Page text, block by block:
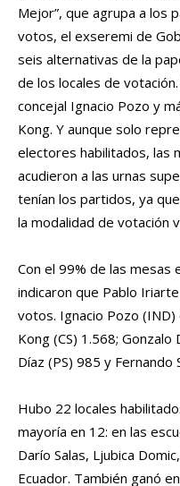
Mejor”, que agrupa a los
votos, el exseremi de
seis alternativas de la
de los locales de
concejal Ignacio Pozo y
Kong. Y aunque solo
electores habilitados, las
acudieron a las urnas
tenían los partidos, ya
la modalidad de votación
Con el 99% de las mesas
indicaron que Pablo
votos. Ignacio Pozo
Kong (CS) 1.568; Gonzalo
Díaz (PS) 985 y Fernando
Hubo 22 locales
mayoría en 12: en las
Darío Salas, Ljubica
Ecuador. También ganó